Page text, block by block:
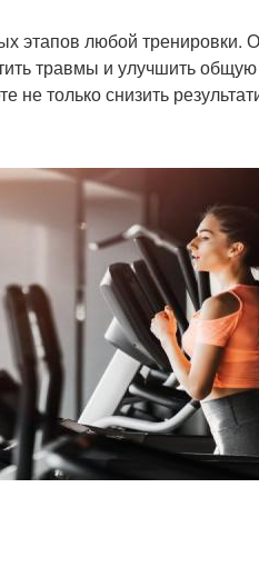
любой тренировки.
травмы и улучшить
только снизить